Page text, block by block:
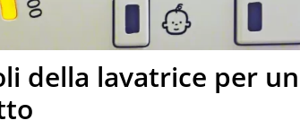
della lavatrice per un